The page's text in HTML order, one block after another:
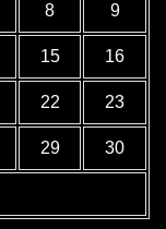
8 9
15 16
22 23
29 30